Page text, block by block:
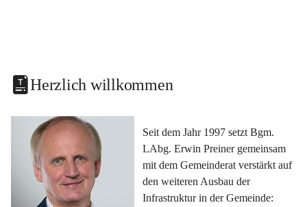
Herzlich willkommen
Seit dem Jahr 1997 setzt Bgm.
LAbg. Erwin Preiner gemeinsam
mit dem Gemeinderat verstärkt auf
den weiteren Ausbau der
Infrastruktur in der Gemeinde: